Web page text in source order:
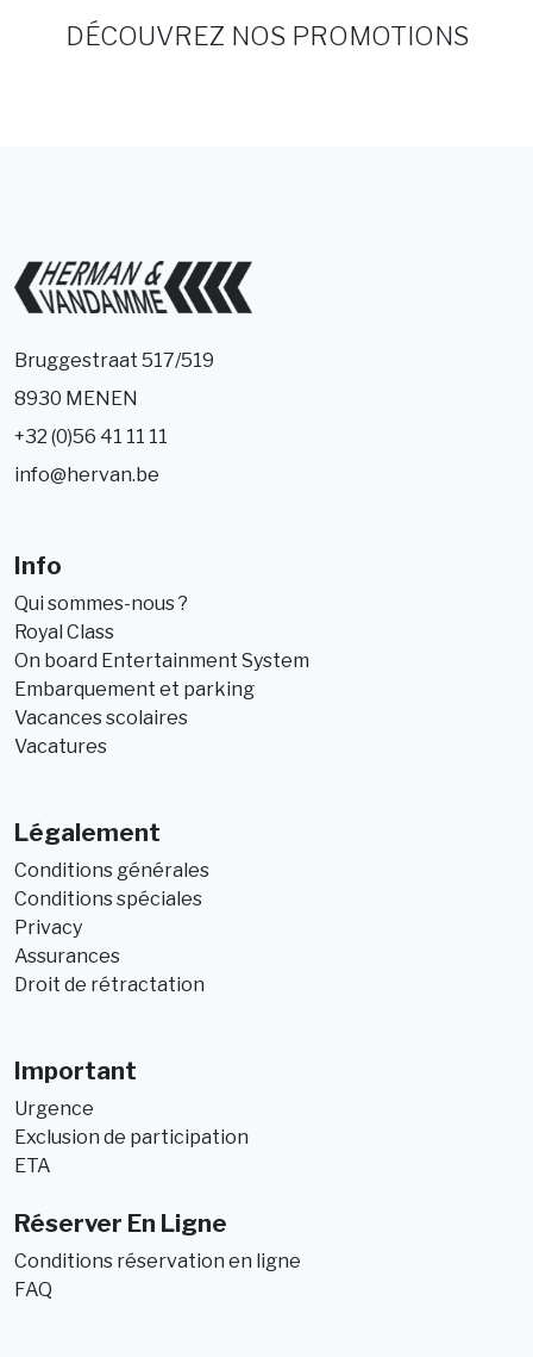
DÉCOUVREZ NOS PROMOTIONS
Bruggestraat 517/519
8930 MENEN
+32 (0)56 41 11 11
info@hervan.be
Info
Qui sommes-nous ?
Royal Class
On board Entertainment System
Embarquement et parking
Vacances scolaires
Vacatures
Légalement
Conditions générales
Conditions spéciales
Privacy
Assurances
Droit de rétractation
Important
Urgence
Exclusion de participation
ETA
Réserver En Ligne
Conditions réservation en ligne
FAQ